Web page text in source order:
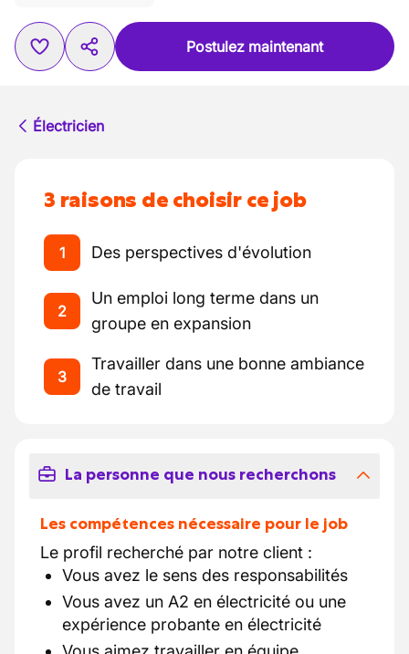
Postulez maintenant
Électricien
3 raisons de choisir ce job
1 Des perspectives d'évolution
2
Un emploi long terme dans un
groupe en expansion
3
Travailler dans une bonne ambiance
de travail
La personne que nous recherchons
Les compétences nécessaire pour le job
Le profil recherché par notre client :
Vous avez le sens des responsabilités
Vous avez un A2 en électricité ou une
expérience probante en électricité